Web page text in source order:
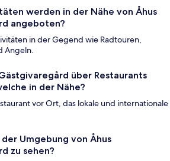
werden in der Nähe von Åhus
angeboten?
in der Gegend wie Radtouren,
Angeln.
über Restaurants
in der Nähe?
vor Ort, das lokale und internationale
Umgebung von Åhus
zu sehen?